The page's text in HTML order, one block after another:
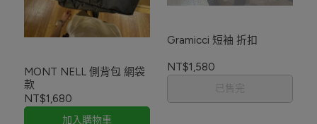
MONT NELL 側背包 網袋
款
NT$1,680
加入購物車
Gramicci 短袖 折扣
NT$1,580
已售完